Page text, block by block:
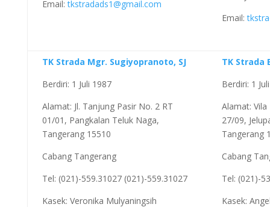
Email:tkstradads1@gmail.com
Email:
TK Strada Mgr. Sugiyopranoto, SJ
Berdiri: 1 Juli 1987
Alamat: Jl. Tanjung Pasir No. 2 RT
01/01, Pangkalan Teluk Naga,
Tangerang 15510
Cabang Tangerang
Tel: (021)-559.31027 (021)-559.31027
Kasek: Veronika Mulyaningsih
TK Strada
Berdiri: 1
Alamat:
27/09,
Tangerang
Cabang
Tel: (021)-
Kasek: